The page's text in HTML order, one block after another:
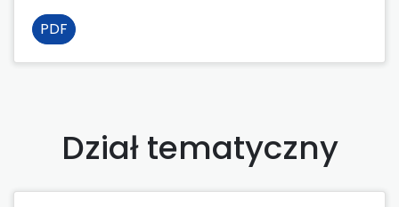
PDF
Dział tematyczny